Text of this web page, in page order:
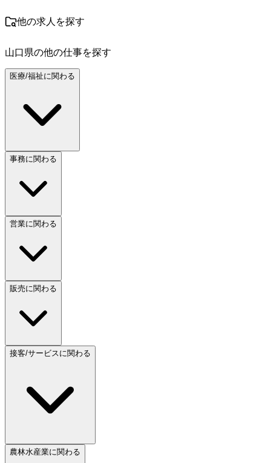
他の求人を探す
山口県の他の仕事を探す
医療/福祉に関わる
事務に関わる
営業に関わる
販売に関わる
接客/サービスに関わる
農林水産業に関わる